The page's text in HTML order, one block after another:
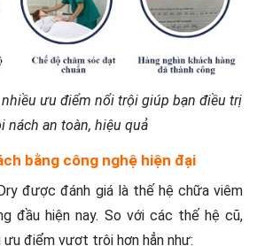
ưu điểm nổi trội giúp bạn điều trị
nách an toàn, hiệu quả
bằng công nghệ hiện đại
được đánh giá là thế hệ chữa viêm
đầu hiện nay. So với các thế hệ cũ,
ưu điểm vượt trội hơn hẳn như: